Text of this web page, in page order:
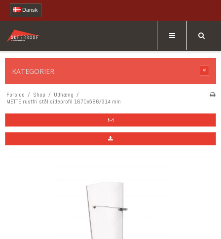
Dansk
KATEGORIER
Forside / Shop / Udhæng /
METTE rustfri stål sideprofil 1670x586/314 mm